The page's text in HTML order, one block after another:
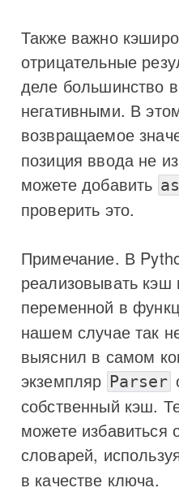
Также важно
отрицательные
деле большинство
негативными. В
возвращаемое
позиция ввода не
можете добавить
проверить это.
Примечание. В
реализовывать кэш
переменной в
нашем случае так
выяснил в самом
экземпляр Parser
собственный кэш.
можете избавиться
словарей,
в качестве ключа.